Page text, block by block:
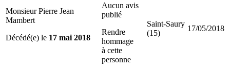
Monsieur Pierre Jean
Mambert
Décédé(e) le 17 mai 2018
Aucun avis
publié
Rendre
hommage
à cette
personne
Saint-Saury
(15)
17/05/2018